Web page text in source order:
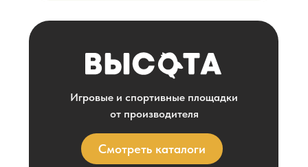
Смотреть каталоги
Игровые и спортивные площадки
от производителя